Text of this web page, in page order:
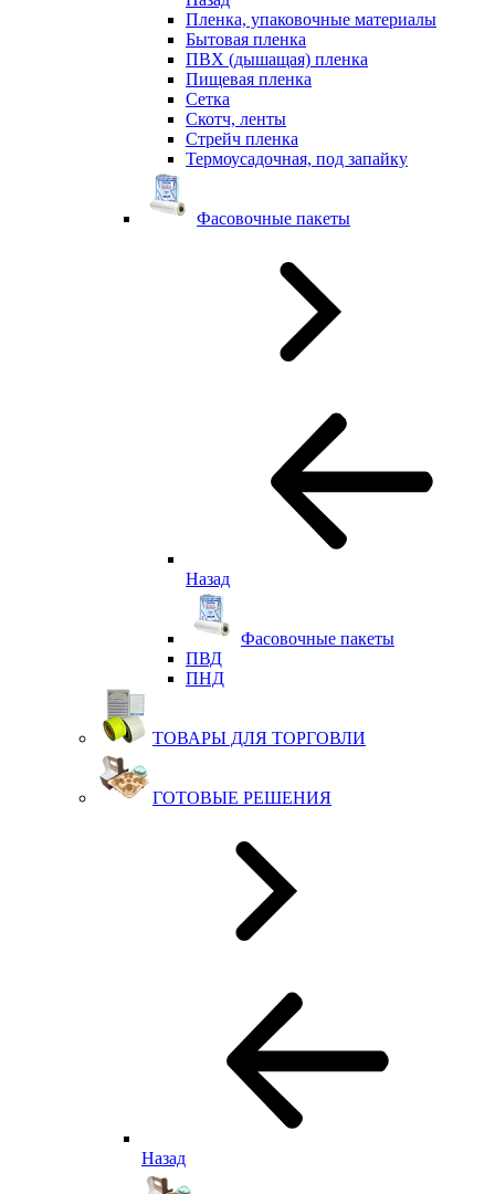
Пленка, упаковочные материалы
Бытовая пленка
ПВХ (дышащая) пленка
Пищевая пленка
Сетка
Скотч, ленты
Стрейч пленка
Термоусадочная, под запайку
Фасовочные пакеты
Назад
Фасовочные пакеты
ПВД
ПНД
ТОВАРЫ ДЛЯ ТОРГОВЛИ
ГОТОВЫЕ РЕШЕНИЯ
Назад